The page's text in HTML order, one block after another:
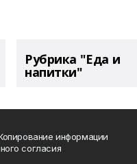
Рубрика "Еда и
напитки"
информации
согласия